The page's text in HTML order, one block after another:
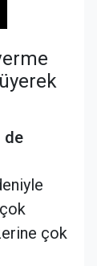
de
çok